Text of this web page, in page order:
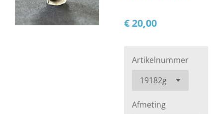
€ 20,00
Artikelnummer
Afmeting